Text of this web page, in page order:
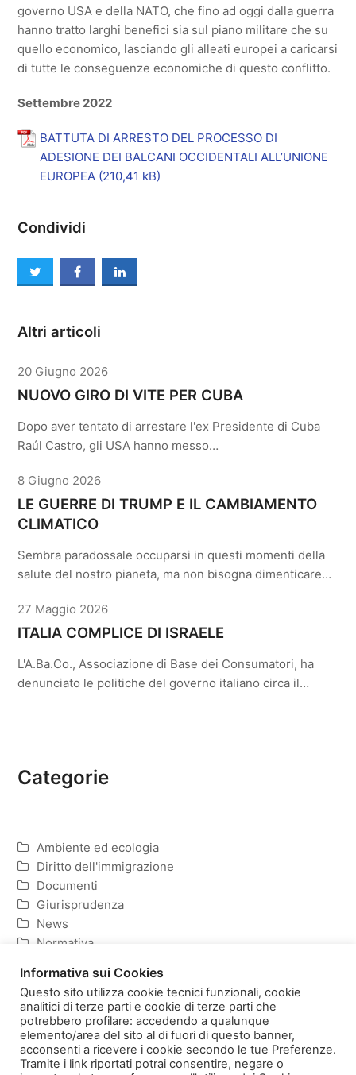
governo USA e della NATO, che fino ad oggi dalla guerra
hanno tratto larghi benefici sia sul piano militare che su
quello economico, lasciando gli alleati europei a caricarsi
di tutte le conseguenze economiche di questo conflitto.
Settembre 2022
BATTUTA DI ARRESTO DEL PROCESSO DI
ADESIONE DEI BALCANI OCCIDENTALI ALL’UNIONE
EUROPEA
Condividi
twitter facebooklinkedin
Altri articoli
20 Giugno 2026
NUOVO GIRO DI VITE PER CUBA
Dopo aver tentato di arrestare l'ex Presidente di Cuba
Raúl Castro, gli USA hanno messo…
8 Giugno 2026
LE GUERRE DI TRUMP E IL CAMBIAMENTO
CLIMATICO
Sembra paradossale occuparsi in questi momenti della
salute del nostro pianeta, ma non bisogna dimenticare…
27 Maggio 2026
ITALIA COMPLICE DI ISRAELE
L'A.Ba.Co., Associazione di Base dei Consumatori, ha
denunciato le politiche del governo italiano circa il…
Categorie
Ambiente ed ecologia
Diritto dell'immigrazione
Documenti
Giurisprudenza
News
Normativa
Homepage
Copyright
Informativa sulla Privacy e Cookies
Informativa sui Cookies
Questo sito utilizza cookie tecnici funzionali, cookie
analitici di terze parti e cookie di terze parti che
potrebbero profilare: accedendo a qualunque
elemento/area del sito al di fuori di questo banner,
acconsenti a ricevere i cookie secondo le tue Preferenze.
Tramite i link riportati potrai consentire, negare o